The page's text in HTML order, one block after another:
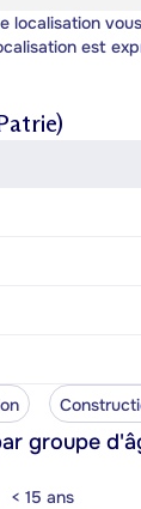
localisation
est
groupe
< 15 ans